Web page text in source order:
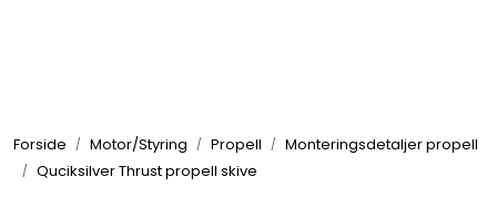
Forside Motor/Styring Propell
Monteringsdetaljer propell
Quciksilver Thrust propell skive
Elektrisk